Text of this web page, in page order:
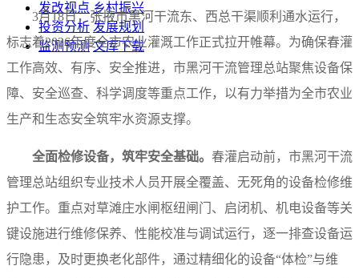
发改视点 乡村振兴
投资分析 发展规划
监测预测 文库下载
3月18日，张掖市黑河干流东、西总干渠顺利通水运行，
标志着2026年度全市农业灌溉工作正式拉开帷幕。为确保春灌
工作高效、有序、安全推进，市黑河干流管理总站聚焦设备保
障、安全巡查、科学调度等重点工作，以有力举措为全市农业
生产和生态安全筑牢水资源支撑。
全面检修设备，筑牢安全基础。 春灌启动前，市黑河干流
管理总站组织专业技术人员开展全覆盖、无死角的设备检修维
护工作。重点对草滩庄水闸枢纽闸门、启闭机、机电设备等关
键设施进行维修保养、性能校准与调试运行，逐一排查设备运
行隐患，及时更换老化部件，通过精细化的设备“体检”与维